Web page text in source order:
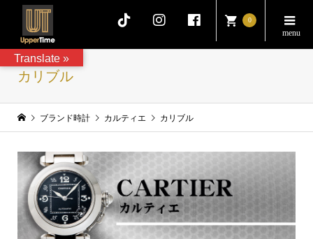
0
カリブル
ブランド時計 カルティエ カリブル
Translate »